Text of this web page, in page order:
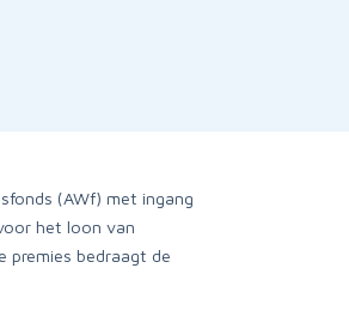
(AWf) met ingang
het loon van
premies bedraagt de